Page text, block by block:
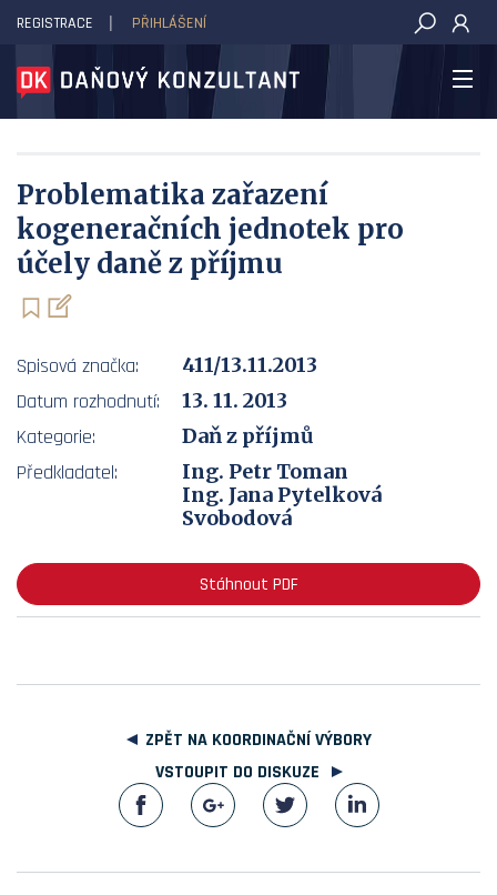
DAŇOVÝ KONZULTANT
REGISTRACE PŘIHLÁŠENÍ
Problematika zařazení
kogeneračních jednotek pro
účely daně z příjmu
Spisová značka:
411/13.11.2013
Datum rozhodnutí:
13. 11. 2013
Kategorie:
Daň z příjmů
Předkladatel:
Ing. Petr Toman
Ing. Jana Pytelková
Svobodová
Stáhnout PDF
ZPĚT NA KOORDINAČNÍ VÝBORY
VSTOUPIT DO DISKUZE